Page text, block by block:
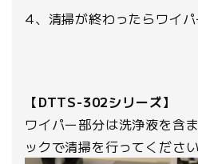
4、清掃が終わったらワイパ
【DTTS-302シリーズ】
ワイパー部分は洗浄液を含
ックで清掃を行ってください